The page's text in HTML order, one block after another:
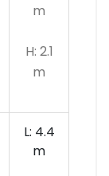
m
H: 2.1
m
L: 4.4
m